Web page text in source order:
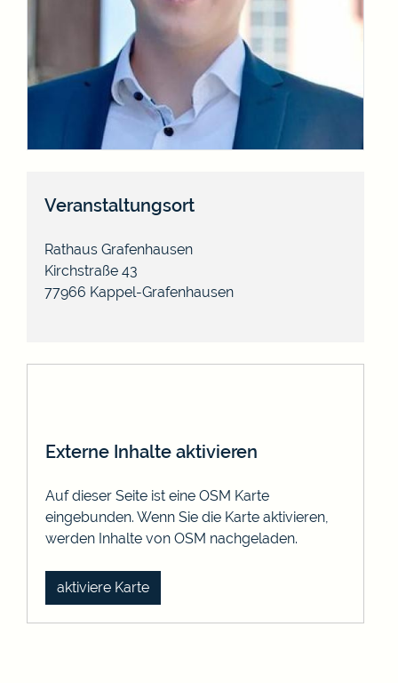
Veranstaltungsort
Rathaus Grafenhausen
Kirchstraße 43
77966 Kappel-Grafenhausen
Externe Inhalte aktivieren
Auf dieser Seite ist eine OSM Karte
eingebunden. Wenn Sie die Karte aktivieren,
werden Inhalte von OSM nachgeladen.
aktiviere Karte